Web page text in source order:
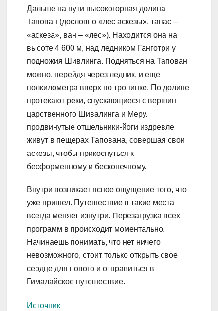
Дальше на пути высокогорная долина
Тапован (дословно «лес аскезы», тапас –
«аскеза», ван – «лес»). Находится она на
высоте 4 600 м, над ледником Ганготри у
подножия Шивлинга. Подняться на Тапован
можно, перейдя через ледник, и еще
полкилометра вверх по тропинке. По долине
протекают реки, спускающиеся с вершин
царственного Шивалинга и Меру,
продвинутые отшельники-йоги издревле
живут в пещерах Тапована, совершая свои
аскезы, чтобы прикоснуться к
бесформенному и бесконечному.
Внутри возникает ясное ощущение того, что
уже пришел. Путешествие в такие места
всегда меняет изнутри. Перезагрузка всех
программ в происходит моментально.
Начинаешь понимать, что нет ничего
невозможного, стоит только открыть свое
сердце для нового и отправиться в
Гималайское путешествие.
Источник